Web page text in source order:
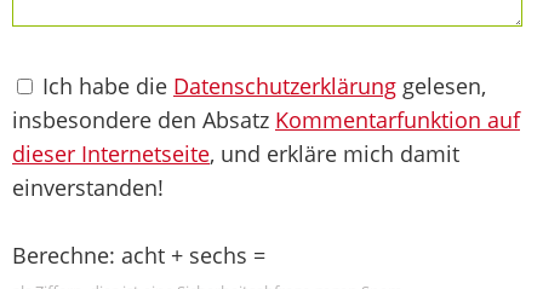
Ich habe die Datenschutzerklärung gelesen,
insbesondere den Absatz Kommentarfunktion auf
dieser Internetseite, und erkläre mich damit
einverstanden!
Berechne: acht + sechs =